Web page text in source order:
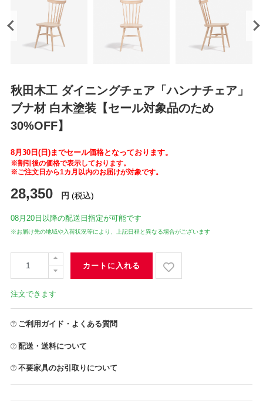
秋田木工 ダイニングチェア「ハンナチェア」
ブナ材 白木塗装【セール対象品のため
30%OFF】
8月30日(日)までセール価格となっております。
※割引後の価格で表示しております。
※ご注文日から1カ月以内のお届けが対象です。
28,350 円 (税込)
08月20日 以降の配送日指定が可能です
※お届け先の地域や入荷状況等により、上記日程と異なる場合がございます
カートに入れる
注文できます
ご利用ガイド・よくある質問
配送・送料について
不要家具のお引取りについて